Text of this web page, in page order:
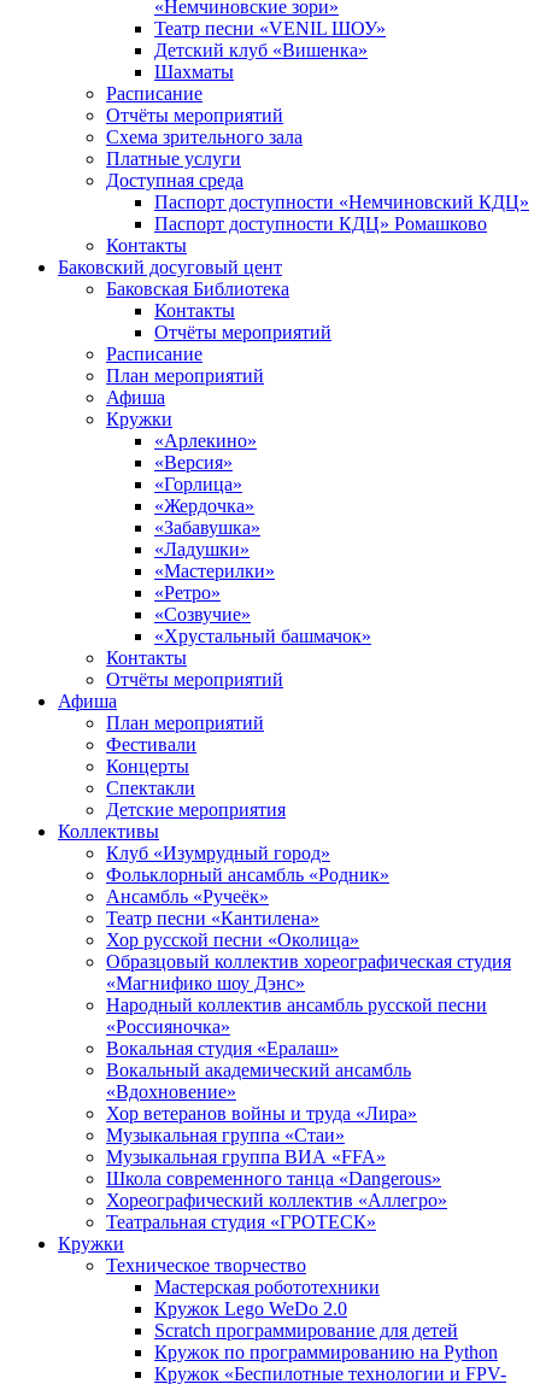
«Немчиновские зори»
Театр песни «VENIL ШОУ»
Детский клуб «Вишенка»
Шахматы
Расписание
Отчёты мероприятий
Схема зрительного зала
Платные услуги
Доступная среда
Паспорт доступности «Немчиновский КДЦ»
Паспорт доступности КДЦ» Ромашково
Контакты
Баковский досуговый цент
Баковская Библиотека
Контакты
Отчёты мероприятий
Расписание
План мероприятий
Афиша
Кружки
«Арлекино»
«Версия»
«Горлица»
«Жердочка»
«Забавушка»
«Ладушки»
«Мастерилки»
«Ретро»
«Созвучие»
«Хрустальный башмачок»
Контакты
Отчёты мероприятий
Афиша
План мероприятий
Фестивали
Концерты
Спектакли
Детские мероприятия
Коллективы
Клуб «Изумрудный город»
Фольклорный ансамбль «Родник»
Ансамбль «Ручеёк»
Театр песни «Кантилена»
Хор русской песни «Околица»
Образцовый коллектив хореографическая студия
«Магнифико шоу Дэнс»
Народный коллектив ансамбль русской песни
«Россияночка»
Вокальная студия «Ералаш»
Вокальный академический ансамбль
«Вдохновение»
Хор ветеранов войны и труда «Лира»
Музыкальная группа «Стаи»
Музыкальная группа ВИА «FFA»
Школа современного танца «Dangerous»
Хореографический коллектив «Аллегро»
Театральная студия «ГРОТЕСК»
Кружки
Техническое творчество
Мастерская робототехники
Кружок Lego WeDo 2.0
Scratch программирование для детей
Кружок по программированию на Python
Кружок «Беспилотные технологии и FPV-